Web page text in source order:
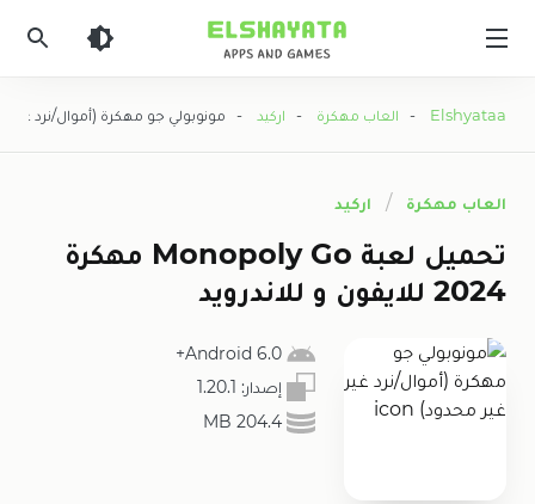
Elshyataa
- العاب مهكرة - اركيد - مونوبولي جو مهكرة (أموال/نرد غير
العاب مهكرة اركيد
تحميل لعبة Monopoly Go مهكرة
2024 للايفون و للاندرويد
Android 6.0+
إصدار: 1.20.1
204.4 MB